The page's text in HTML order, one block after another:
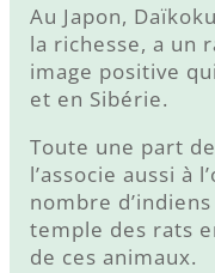
Au Japon,
la richesse, a un
image positive
et en Sibérie.
Toute une part
l’associe aussi à
nombre
temple des rats
de ces animaux.